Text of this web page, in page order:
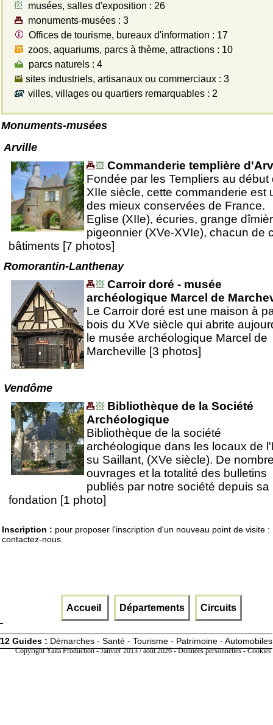
musées, salles d'exposition : 26
monuments-musées : 3
Offices de tourisme, bureaux d'information : 17
zoos, aquariums, parcs à thème, attractions : 10
parcs naturels : 4
sites industriels, artisanaux ou commerciaux : 3
villes, villages ou quartiers remarquables : 2
Monuments-musées
Arville
Commanderie templière
Fondée par les Templiers au début
XIIe siècle, cette commanderie est
des mieux conservées de France.
Eglise (XIIe), écuries, grange
pigeonnier (XVe-XVIe), chacun de
bâtiments [7 photos]
Romorantin-Lanthenay
Carroir doré - musée
archéologique Marcel de
Le Carroir doré est une maison à
bois du XVe siècle qui abrite
le musée archéologique Marcel de
Marcheville [3 photos]
Vendôme
Bibliothèque de la Société
Archéologique
Bibliothèque de la société
archéologique dans les locaux de
su Saillant, (XVe siècle). De
ouvrages et la totalité des bulletins
publiés par notre société depuis sa
fondation [1 photo]
Inscription : pour proposer l'inscription d'un nouveau point de visite :
contactez-nous.
Accueil Départements Circuits
12 Guides : Démarches - Santé - Tourisme - Patrimoine - Automobiles
Copyright Yalta Production - Janvier 2013 / août 2026 -Données personnelles -